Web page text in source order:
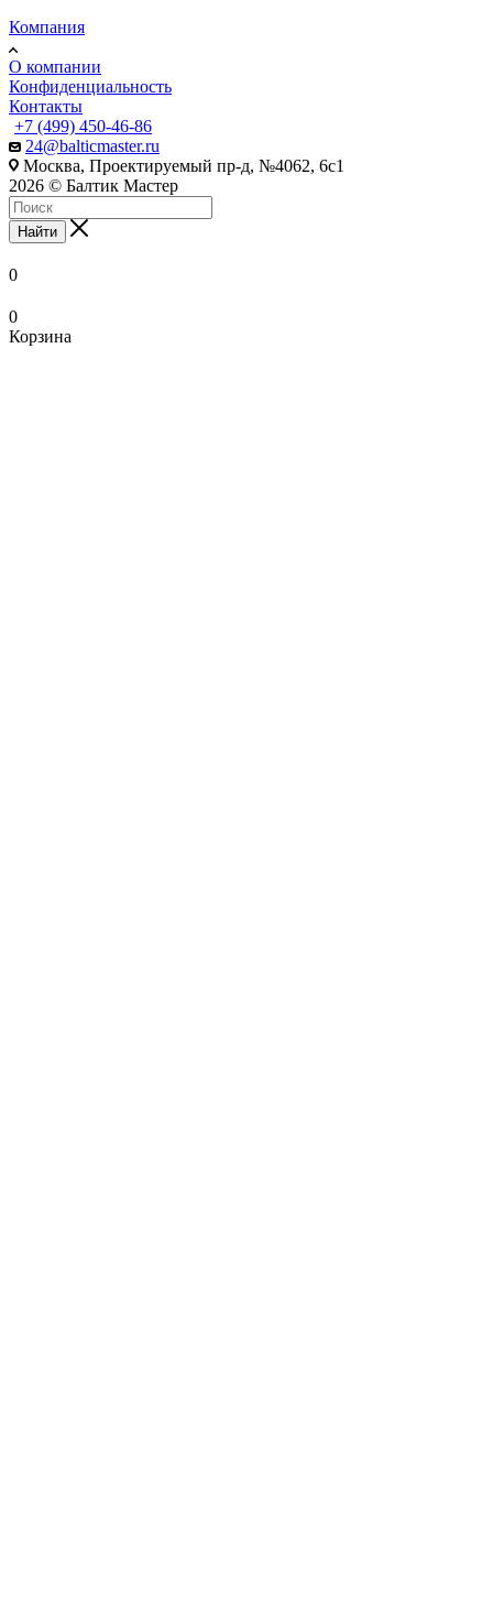
Компания
О компании
Конфиденциальность
Контакты
+7 (499) 450-46-86
24@balticmaster.ru
Москва, Проектируемый пр-д, №4062, 6с1
2026 © Балтик Мастер
Найти
0
0
Корзина